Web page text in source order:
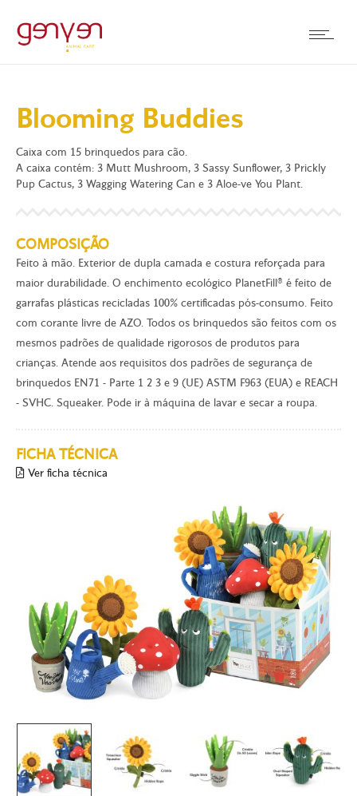
Blooming Buddies
Caixa com 15 brinquedos para cão.
A caixa contém: 3 Mutt Mushroom, 3 Sassy Sunflower, 3 Prickly
Pup Cactus, 3 Wagging Watering Can e 3 Aloe-ve You Plant.
COMPOSIÇÃO
Feito à mão. Exterior de dupla camada e costura reforçada para
maior durabilidade. O enchimento ecológico PlanetFill® é feito de
garrafas plásticas recicladas 100% certificadas pós-consumo. Feito
com corante livre de AZO. Todos os brinquedos são feitos com os
mesmos padrões de qualidade rigorosos de produtos para
crianças. Atende aos requisitos dos padrões de segurança de
brinquedos EN71 - Parte 1 2 3 e 9 (UE) ASTM F963 (EUA) e REACH
- SVHC. Squeaker. Pode ir à máquina de lavar e secar a roupa.
FICHA TÉCNICA
Ver ficha técnica